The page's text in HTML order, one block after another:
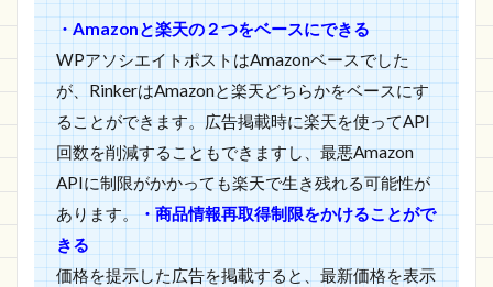
・Amazonと楽天の２つをベースにできる
WPアソシエイトポストはAmazonベースでした
が、RinkerはAmazonと楽天どちらかをベースにす
ることができます。広告掲載時に楽天を使ってAPI
回数を削減することもできますし、最悪Amazon
APIに制限がかかっても楽天で生き残れる可能性が
あります。・商品情報再取得制限をかけることがで
きる
価格を提示した広告を掲載すると、最新価格を表示